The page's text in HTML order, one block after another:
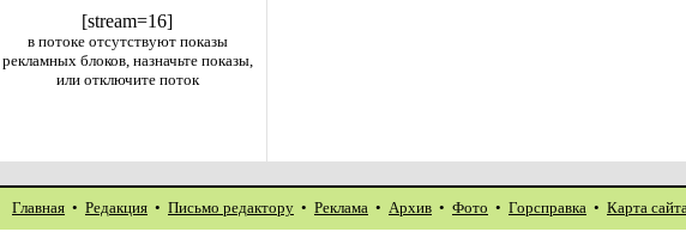
[stream=16]
в потоке отсутствуют показы
рекламных блоков, назначьте показы,
или отключите поток
Главная • Редакция • Письмо редактору • Реклама • Архив • Фото • Горсправка • Карта